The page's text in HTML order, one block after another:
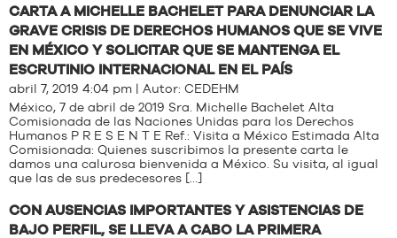
CARTA A MICHELLE BACHELET PARA DENUNCIAR LA
GRAVE CRISIS DE DERECHOS HUMANOS QUE SE VIVE
EN MÉXICO Y SOLICITAR QUE SE MANTENGA EL
ESCRUTINIO INTERNACIONAL EN EL PAÍS
abril 7, 2019 4:04 pm | Autor: CEDEHM
México, 7 de abril de 2019 Sra. Michelle Bachelet Alta
Comisionada de las Naciones Unidas para los Derechos
Humanos P R E S E N T E Ref.: Visita a México Estimada Alta
Comisionada: Quienes suscribimos la presente carta le
damos una calurosa bienvenida a México. Su visita, al igual
que las de sus predecesores […]
CON AUSENCIAS IMPORTANTES Y ASISTENCIAS DE
BAJO PERFIL, SE LLEVA A CABO LA PRIMERA